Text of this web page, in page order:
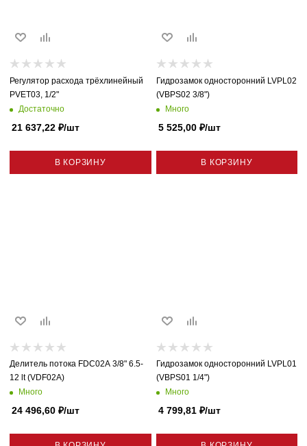
Регулятор расхода трёхлинейный
PVET03, 1/2"
Достаточно
21 637,22 ₽/шт
В КОРЗИНУ
Гидрозамок односторонний LVPL02
(VBPS02 3/8")
Много
5 525,00₽/шт
В КОРЗИНУ
Делитель потока FDC02A 3/8" 6.5-
12 lt (VDF02A)
Много
24 496,60 ₽/шт
Гидрозамок односторонний LVPL01
(VBPS01 1/4")
Много
4 799,81₽/шт